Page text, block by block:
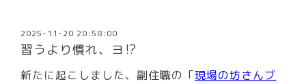
2025-11-20 20:58:00
習うより慣れ、ヨ⁉
新たに起こしました、副住職の「現場の坊さんブ